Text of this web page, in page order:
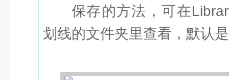
保存的方法，可在
划线的文件夹里查看，默认